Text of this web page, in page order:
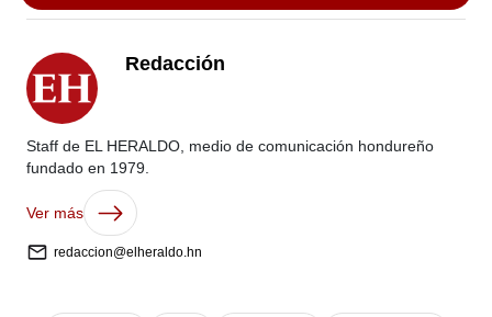
Redacción
Staff de EL HERALDO, medio de comunicación hondureño
fundado en 1979.
Ver más
redaccion@elheraldo.hn